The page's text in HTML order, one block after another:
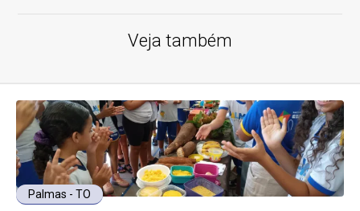
Veja também
Palmas - TO